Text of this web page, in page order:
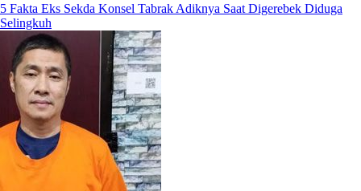
5 Fakta Eks Sekda Konsel Tabrak Adiknya Saat Digerebek Diduga
Selingkuh